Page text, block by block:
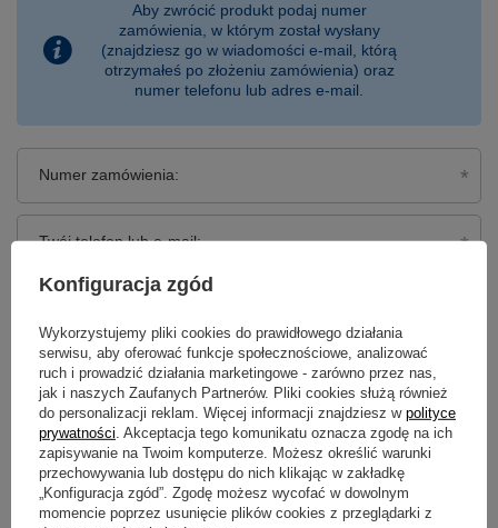
Aby zwrócić produkt podaj numer
zamówienia, w którym został wysłany
(znajdziesz go w wiadomości e-mail, którą
otrzymałeś po złożeniu zamówienia) oraz
numer telefonu lub adres e-mail.
Numer zamówienia:
Twój telefon lub e-mail:
Mam zarejestrowane konto i chcę przejść do listy swoich zamówień
Newsletter
Zapisz się do newslettera i bądź na
bieżąco z aktualnymi promocjami
Konfiguracja zgód
Wykorzystujemy pliki cookies do prawidłowego działania
serwisu, aby oferować funkcje społecznościowe, analizować
ruch i prowadzić działania marketingowe - zarówno przez nas,
jak i naszych Zaufanych Partnerów. Pliki cookies służą również
do personalizacji reklam. Więcej informacji znajdziesz w polityce
prywatności . Akceptacja tego komunikatu oznacza zgodę na ich
zapisywanie na Twoim komputerze. Możesz określić warunki
przechowywania lub dostępu do nich klikając w zakładkę
„Konfiguracja zgód”. Zgodę możesz wycofać w dowolnym
momencie poprzez usunięcie plików cookies z przeglądarki z